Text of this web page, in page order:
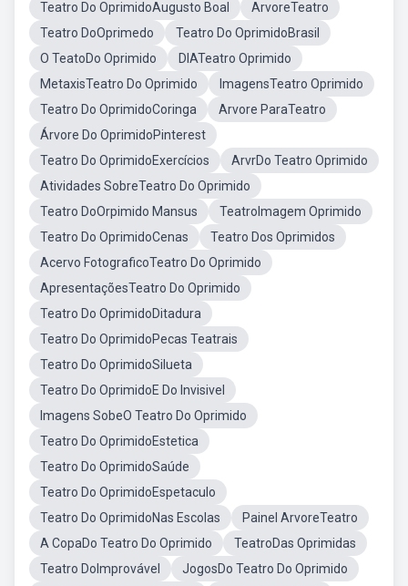
Teatro Do OprimidoAugusto Boal
ArvoreTeatro
Teatro DoOprimedo
Teatro Do OprimidoBrasil
O TeatoDo Oprimido
DIATeatro Oprimido
MetaxisTeatro Do Oprimido
ImagensTeatro Oprimido
Teatro Do OprimidoCoringa
Arvore ParaTeatro
Árvore Do OprimidoPinterest
Teatro Do OprimidoExercícios
ArvrDo Teatro Oprimido
Atividades SobreTeatro Do Oprimido
Teatro DoOrpimido Mansus
TeatroImagem Oprimido
Teatro Do OprimidoCenas
Teatro Dos Oprimidos
Acervo FotograficoTeatro Do Oprimido
ApresentaçõesTeatro Do Oprimido
Teatro Do OprimidoDitadura
Teatro Do OprimidoPecas Teatrais
Teatro Do OprimidoSilueta
Teatro Do OprimidoE Do Invisivel
Imagens SobeO Teatro Do Oprimido
Teatro Do OprimidoEstetica
Teatro Do OprimidoSaúde
Teatro Do OprimidoEspetaculo
Teatro Do OprimidoNas Escolas
Painel ArvoreTeatro
A CopaDo Teatro Do Oprimido
TeatroDas Oprimidas
Teatro DoImprovável
JogosDo Teatro Do Oprimido